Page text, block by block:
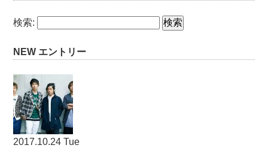
検索:
NEW エントリー
2017.10.24 Tue